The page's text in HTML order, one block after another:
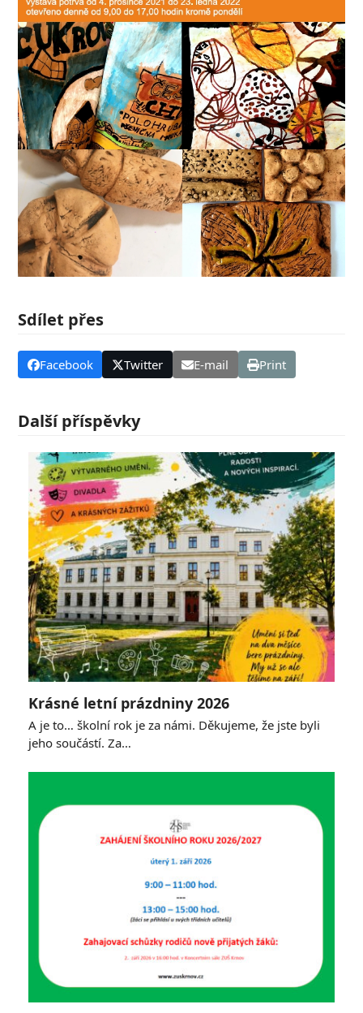
Sdílet přes
Facebook Twitter E-mail Print
Další příspěvky
Krásné letní prázdniny 2026
A je to… školní rok je za námi. Děkujeme, že jste byli
jeho součástí. Za…